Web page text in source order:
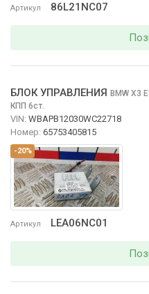
Артикул 86L21NC07
-20%
Артикул LEA06NC01
БЛОК УПРАВЛЕНИЯ BMW X3
КПП 6ст.
VIN: WBAPB12030WC22718
Номер: 65753405815